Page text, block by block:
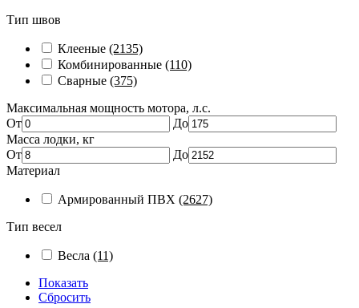
Тип швов
Клееные (2135)
Комбинированные (110)
Сварные (375)
Максимальная мощность мотора, л.с.
От
До
Масса лодки, кг
От
До
Материал
Армированный ПВХ (2627)
Тип весел
Весла (11)
Показать
Сбросить